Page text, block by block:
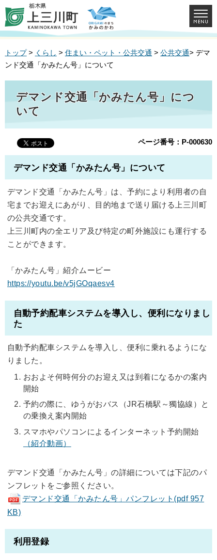
トップ> くらし > 住まい・ペット・公共交通 > 公共交通> デマ
ンド交通「かみたん号」について
デマンド交通「かみたん号」につ
いて
ページ番号：P-000630
デマンド交通「かみたん号」について
デマンド交通「かみたん号」は、予約により利用者の自
宅までお迎えにあがり、目的地まで送り届ける上三川町
の公共交通です。
上三川町内の全エリア及び特定の町外施設にも運行する
ことができます。
「かみたん号」紹介ムービー
https://youtu.be/v5jGOqaesv4
自動予約配車システムを導入し、便利になりまし
た
自動予約配車システムを導入し、便利に乗れるようにな
りました。
おおよそ何時何分のお迎え又は到着になるかの案内
開始
予約の際に、ゆうがおバス（JR石橋駅～獨協線）と
の乗換え案内開始
スマホやパソコンによるインターネット予約開始
（紹介動画）
デマンド交通「かみたん号」の詳細については下記のパ
ンフレットをご参照ください。
デマンド交通「かみたん号」パンフレット(pdf 957
KB)
利用登録